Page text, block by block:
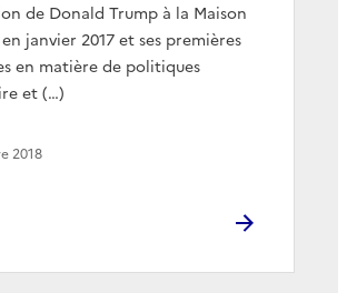
de Donald Trump à la Maison
janvier 2017 et ses premières
en matière de politiques
et (…)
2018